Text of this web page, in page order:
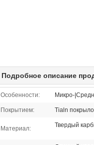
Подробное описание
Особенности: Микро-
Покрытием: Tialn покрыло
Материал: Твердый